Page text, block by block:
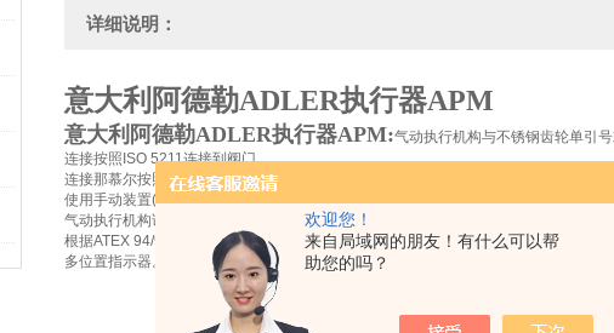
欢迎您！
来自局域网的朋友！有什么可以帮
助您的吗？
详细说明：
意大利阿德勒ADLER执行器APM
意大利阿德勒ADLER执行器APM:气动执行机构与不锈钢齿轮单引号
连接按照ISO 5211连接到阀门。
连接那慕尔按照VDI / VDE 3845盒,限位开关,电磁阀。
使用手动装置(002113)的紧急救援行动。
气动执行机构证明S.I.L. 3。
根据ATEX 94/9 / EC。
多位置指示器。